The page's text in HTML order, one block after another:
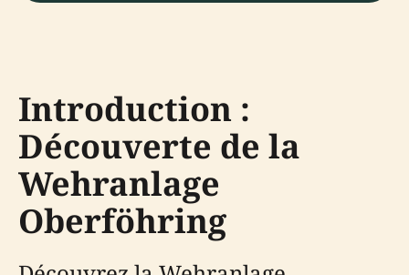
Introduction :
Découverte de la
Wehranlage
Oberföhring